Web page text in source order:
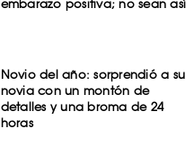
embarazo positiva; no sean así
Novio del año: sorprendió a su
novia con un montón de
detalles y una broma de 24
horas